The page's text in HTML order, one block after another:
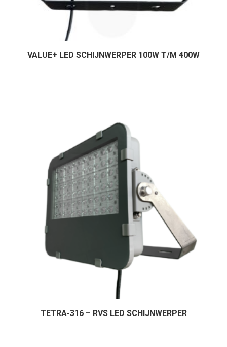
VALUE+ LED SCHIJNWERPER 100W T/M 400W
TETRA-316 – RVS LED SCHIJNWERPER